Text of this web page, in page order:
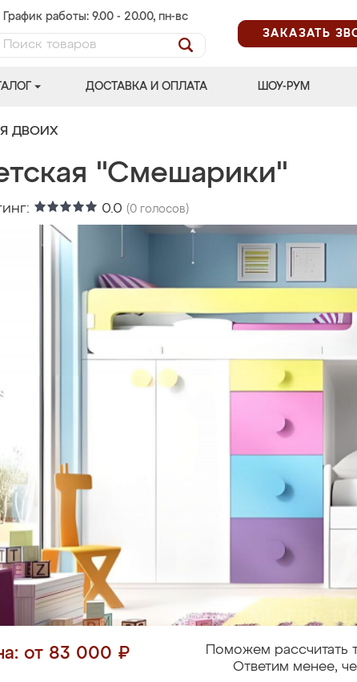
График работы: 9.00 - 20.00, пн-вс
ЗАКАЗАТЬ
ДОСТАВКА И ОПЛАТА ШОУ-РУМ
ДВОИХ
"Смешарики"
0.0 (0 голосов)
от 83 000 ₽
Поможем рассчитать
Ответим менее,